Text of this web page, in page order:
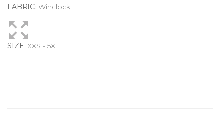
FABRIC: Windlock
SIZE: XXS - 5XL